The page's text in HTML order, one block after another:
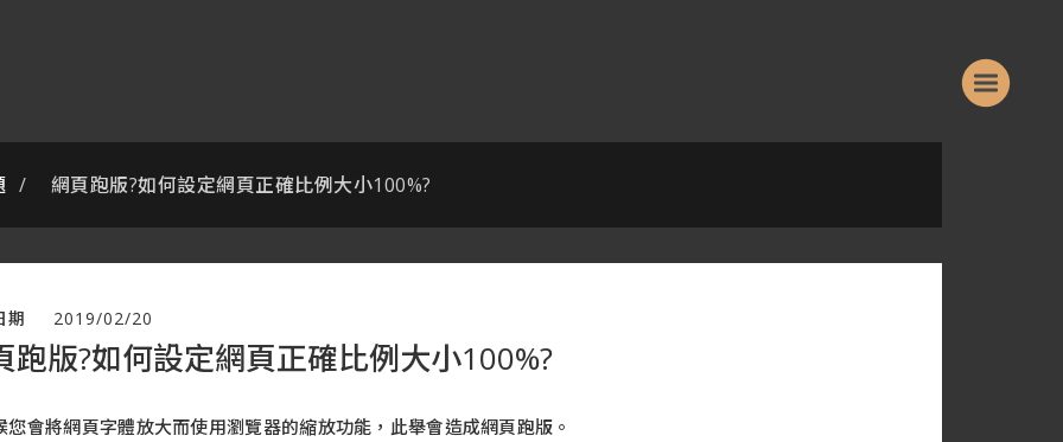
網頁跑版?如何設定網頁正確比例大小100%?
期 2019/02/20
跑版?如何設定網頁正確比例大小100%?
您會將網頁字體放大而使用瀏覽器的縮放功能，此舉會造成網頁跑版。